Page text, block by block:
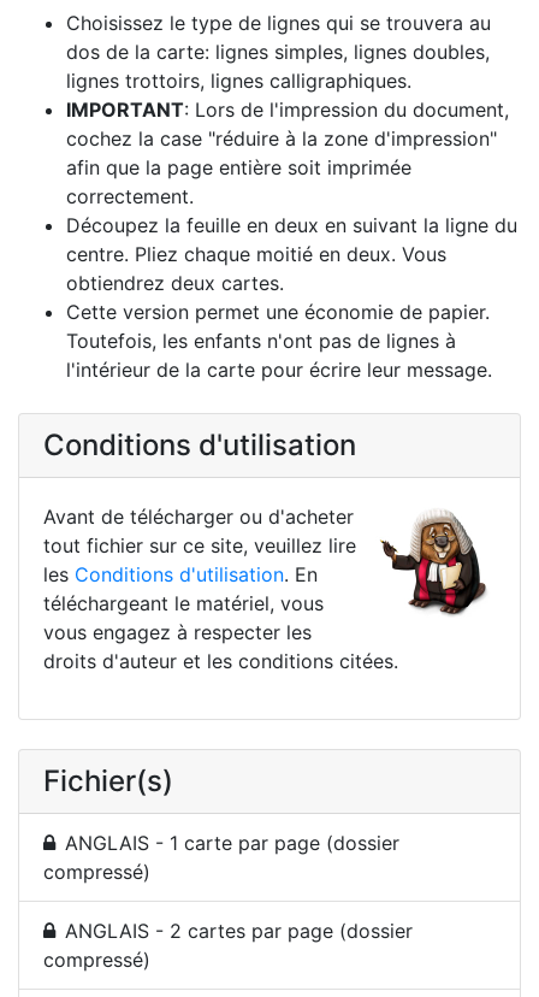
Choisissez le type de lignes qui se trouvera au
dos de la carte: lignes simples, lignes doubles,
lignes trottoirs, lignes calligraphiques.
IMPORTANT: Lors de l'impression du document,
cochez la case "réduire à la zone d'impression"
afin que la page entière soit imprimée
correctement.
Découpez la feuille en deux en suivant la ligne du
centre. Pliez chaque moitié en deux. Vous
obtiendrez deux cartes.
Cette version permet une économie de papier.
Toutefois, les enfants n'ont pas de lignes à
l'intérieur de la carte pour écrire leur message.
Conditions d'utilisation
Avant de télécharger ou d'acheter
tout fichier sur ce site, veuillez lire
les Conditions d'utilisation. En
téléchargeant le matériel, vous
vous engagez à respecter les
droits d'auteur et les conditions citées.
Fichier(s)
ANGLAIS - 1 carte par page (dossier
compressé)
ANGLAIS - 2 cartes par page (dossier
compressé)